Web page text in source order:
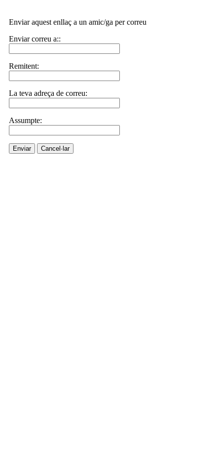
Enviar aquest enllaç a un amic/ga per correu
Enviar correu a::
Remitent:
La teva adreça de correu:
Assumpte:
Enviar Cancel·lar